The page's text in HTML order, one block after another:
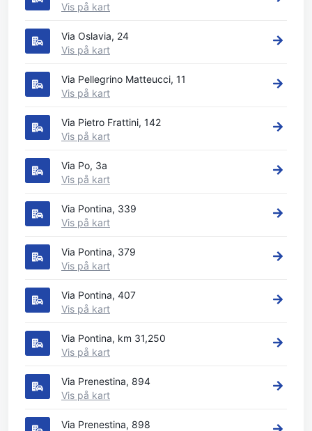
Vis på kart
Via Oslavia, 24
Vis på kart
Via Pellegrino Matteucci, 11
Vis på kart
Via Pietro Frattini, 142
Vis på kart
Via Po, 3a
Vis på kart
Via Pontina, 339
Vis på kart
Via Pontina, 379
Vis på kart
Via Pontina, 407
Vis på kart
Via Pontina, km 31,250
Vis på kart
Via Prenestina, 894
Vis på kart
Via Prenestina, 898